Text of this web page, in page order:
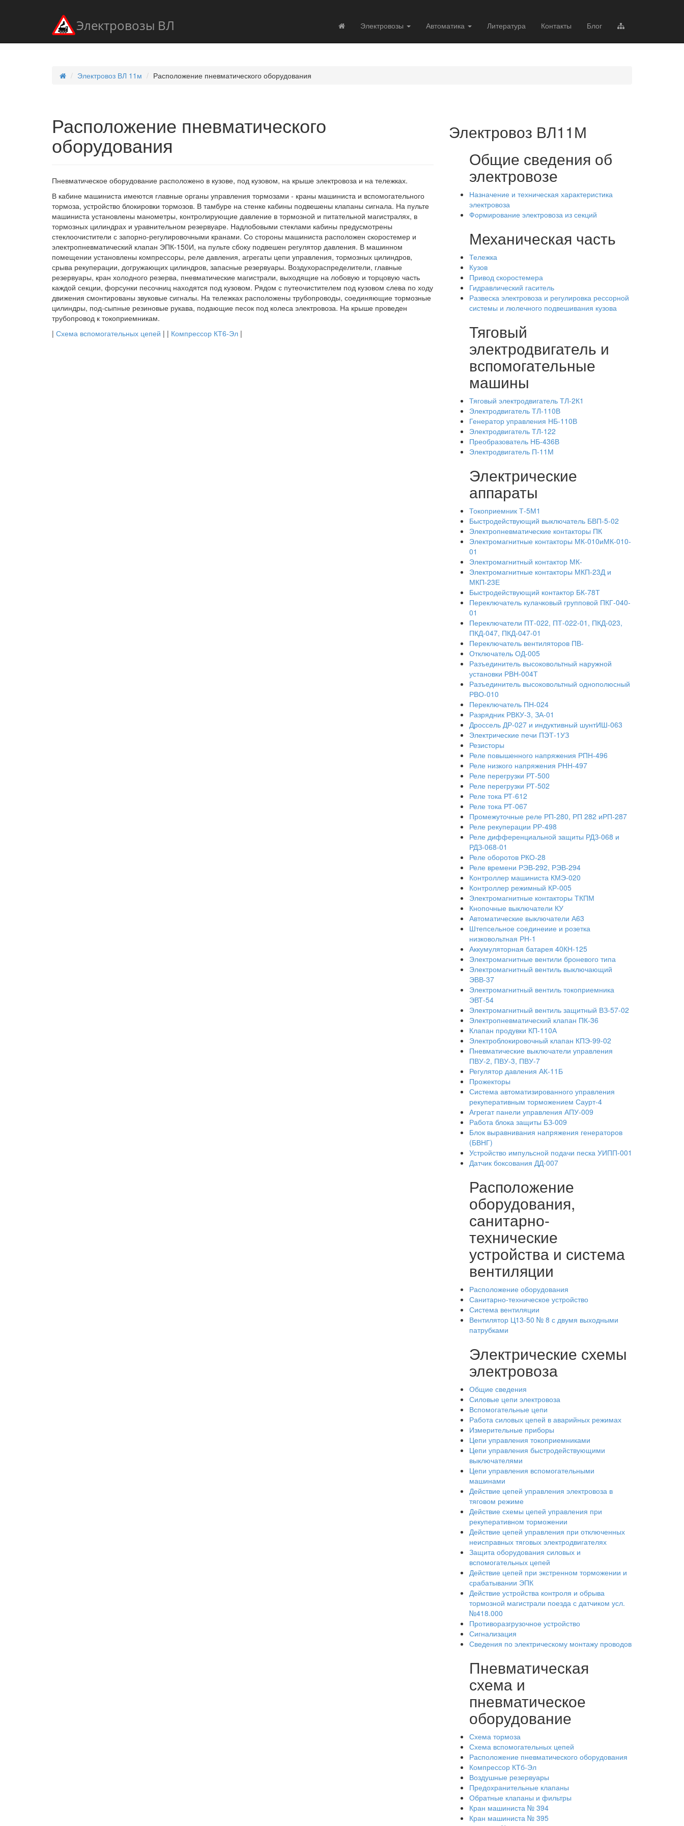
Электровозы ВЛ Электровозы Автоматика Литература Контакты Блог
Электровоз ВЛ 11м Расположение пневматического оборудования
Расположение пневматического
оборудования
Пневматическое оборудование расположено в кузове, под кузовом, на крыше электровоза и на тележках.
В кабине машиниста имеются главные органы управления тормозами - краны машиниста и вспомогательного
тормоза, устройство блокировки тормозов. В тамбуре на стенке кабины подвешены клапаны сигнала. На пульте
машиниста установлены манометры, контролирующие давление в тормозной и питательной магистралях, в
тормозных цилиндрах и уравнительном резервуаре. Надлобовыми стеклами кабины предусмотрены
стеклоочистители с запорно-регулировочными кранами. Со стороны машиниста расположен скоростемер и
электропневматический клапан ЭПК-150И, на пульте сбоку подвешен регулятор давления. В машинном
помещении установлены компрессоры, реле давления, агрегаты цепи управления, тормозных цилиндров,
срыва рекуперации, догружающих цилиндров, запасные резервуары. Воздухораспределители, главные
резервуары, кран холодного резерва, пневматические магистрали, выходящие на лобовую и торцовую часть
каждой секции, форсунки песочниц находятся под кузовом. Рядом с путеочистителем под кузовом слева по ходу
движения смонтированы звуковые сигналы. На тележках расположены трубопроводы, соединяющие тормозные
цилиндры, под-сыпные резиновые рукава, подающие песок под колеса электровоза. На крыше проведен
трубопровод к токоприемникам.
| Схема вспомогательных цепей | | Компрессор КТ6-Эл |
Электровоз ВЛ11М
Общие сведения об
электровозе
Назначение и техническая характеристика
электровоза
Формирование электровоза из секций
Механическая часть
Тележка
Кузов
Привод скоростемера
Гидравлический гаситель
Развеска электровоза и регулировка рессорной
системы и люлечного подвешивания кузова
Тяговый
электродвигатель и
вспомогательные
машины
Тяговый электродвигатель ТЛ-2К1
Электродвигатель ТЛ-110В
Генератор управления НБ-110В
Электродвигатель ТЛ-122
Преобразователь НБ-436В
Электродвигатель П-11М
Электрические
аппараты
Токоприемник Т-5М1
Быстродействующий выключатель БВП-5-02
Электропневматические контакторы ПК
Электромагнитные контакторы МК-010иМК-010-
01
Электромагнитный контактор МК-
Электромагнитные контакторы МКП-23Д и
МКП-23Е
Быстродействующий контактор БК-78Т
Переключатель кулачковый групповой ПКГ-040-
01
Переключатели ПТ-022, ПТ-022-01, ПКД-023,
ПКД-047, ПКД-047-01
Переключатель вентиляторов ПВ-
Отключатель ОД-005
Разъединитель высоковольтный наружной
установки РВН-004Т
Разъединитель высоковольтный однополюсный
РВО-010
Переключатель ПН-024
Разрядник РВКУ-3, ЗА-01
Дроссель ДР-027 и индуктивный шунтИШ-063
Электрические печи ПЭТ-1УЗ
Резисторы
Реле повышенного напряжения РПН-496
Реле низкого напряжения РНН-497
Реле перегрузки РТ-500
Реле перегрузки РТ-502
Реле тока РТ-612
Реле тока РТ-067
Промежуточные реле РП-280, РП 282 иРП-287
Реле рекуперации РР-498
Реле дифференциальной защиты РДЗ-068 и
РДЗ-068-01
Реле оборотов РКО-28
Реле времени РЭВ-292, РЭВ-294
Контроллер машиниста КМЭ-020
Контроллер режимный КР-005
Электромагнитные контакторы ТКПМ
Кнопочные выключатели КУ
Автоматические выключатели А63
Штепсельное соединеиие и розетка
низковольтная РН-1
Аккумуляторная батарея 40КН-125
Электромагнитные вентили броневого типа
Электромагнитный вентиль выключающий
ЭВВ-37
Электромагнитный вентиль токоприемника
ЭВТ-54
Электромагнитный вентиль защитный ВЗ-57-02
Электропневматический клапан ПК-36
Клапан продувки КП-110А
Электроблокировочный клапан КПЭ-99-02
Пневматические выключатели управления
ПВУ-2, ПВУ-3, ПВУ-7
Регулятор давления АК-11Б
Прожекторы
Система автоматизированного управления
рекуперативным торможением Саурт-4
Агрегат панели управления АПУ-009
Работа блока защиты БЗ-009
Блок выравнивания напряжения генераторов
(БВНГ)
Устройство импульсной подачи песка УИПП-001
Датчик боксования ДД-007
Расположение
оборудования,
санитарно-
технические
устройства и система
вентиляции
Расположение оборудования
Санитарно-техническое устройство
Система вентиляции
Вентилятор Ц13-50 № 8 с двумя выходными
патрубками
Электрические схемы
электровоза
Общие сведения
Силовые цепи электровоза
Вспомогательные цепи
Работа силовых цепей в аварийных режимах
Измерительные приборы
Цепи управления токоприемниками
Цепи управления быстродействующими
выключателями
Цепи управления вспомогательными
машинами
Действие цепей управления электровоза в
тяговом режиме
Действие схемы цепей управления при
рекуперативном торможении
Действие цепей управления при отключенных
неисправных тяговых электродвигателях
Защита оборудования силовых и
вспомогательных цепей
Действие цепей при экстренном торможении и
срабатывании ЭПК
Действие устройства контроля и обрыва
тормозной магистрали поезда с датчиком усл.
№418.000
Противоразгрузочное устройство
Сигнализация
Сведения по электрическому монтажу проводов
Пневматическая
схема и
пневматическое
оборудование
Схема тормоза
Схема вспомогательных цепей
Расположение пневматического оборудования
Компрессор КТб-Эл
Воздушные резервуары
Предохранительные клапаны
Обратные клапаны и фильтры
Кран машиниста № 394
Кран машиниста № 395